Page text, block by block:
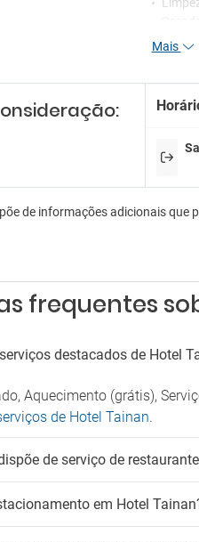
próximo
Shuttle
Mais
de informações adicionais que
frequentes
destacados de Hotel
Aquecimento (grátis),
de Hotel Tainan.
de serviço de
em Hotel